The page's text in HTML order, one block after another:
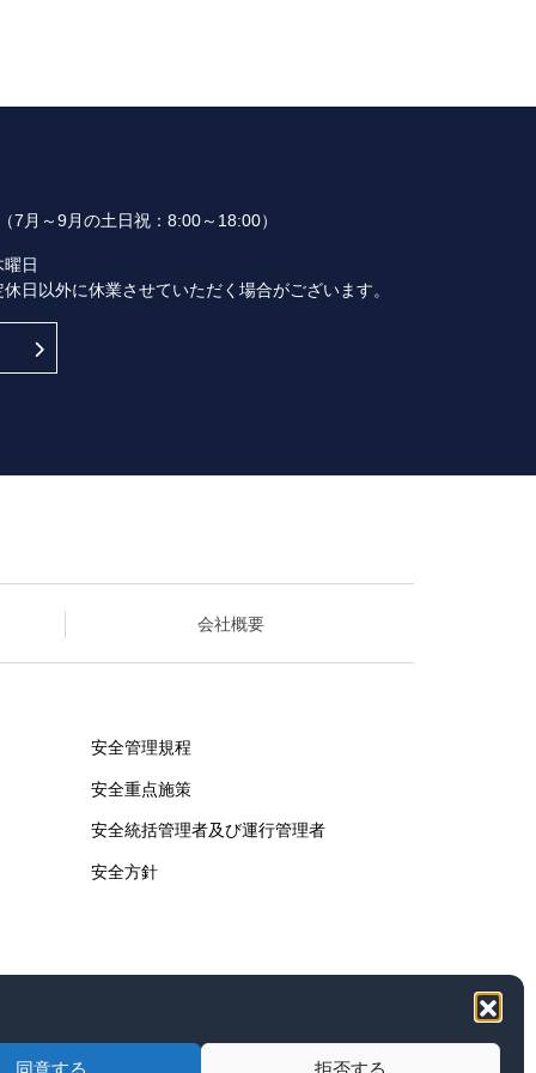
7月～9月の土日祝：8:00～18:00）
日
日以外に休業させていただく場合がございます。
会社概要
安全管理規程
安全重点施策
安全統括管理者及び運行管理者
安全方針